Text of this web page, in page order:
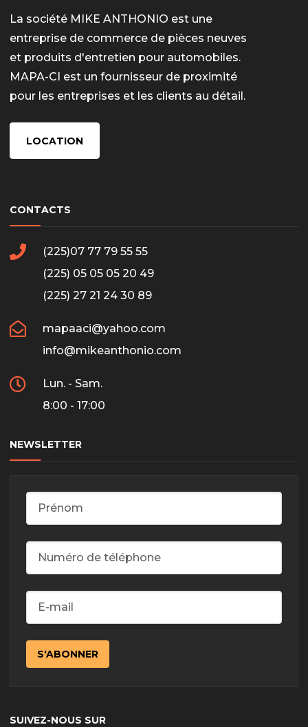
La société MIKE ANTHONIO est une
entreprise de commerce de pièces neuves
et produits d'entretien pour automobiles.
MAPA-CI est un fournisseur de proximité
pour les entreprises et les clients au détail.
LOCATION
CONTACTS
(225)07 77 79 55 55
(225) 05 05 05 20 49
(225) 27 21 24 30 89
mapaaci@yahoo.com
info@mikeanthonio.com
Lun. - Sam.
8:00 - 17:00
NEWSLETTER
SUIVEZ-NOUS SUR